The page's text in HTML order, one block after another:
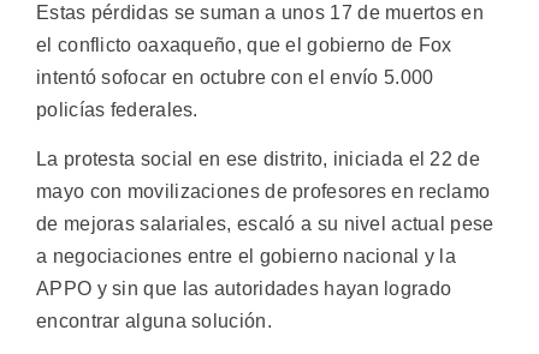
Estas pérdidas se suman a unos 17 de muertos en
el conflicto oaxaqueño, que el gobierno de Fox
intentó sofocar en octubre con el envío 5.000
policías federales.
La protesta social en ese distrito, iniciada el 22 de
mayo con movilizaciones de profesores en reclamo
de mejoras salariales, escaló a su nivel actual pese
a negociaciones entre el gobierno nacional y la
APPO y sin que las autoridades hayan logrado
encontrar alguna solución.